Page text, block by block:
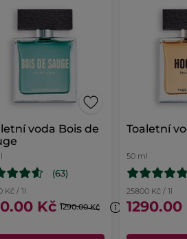
voda Bois de
(63)
Kč / 1l
Kč 1290.00 Kč
Toaletní
50 ml
25800 Kč / 1l
1290.00